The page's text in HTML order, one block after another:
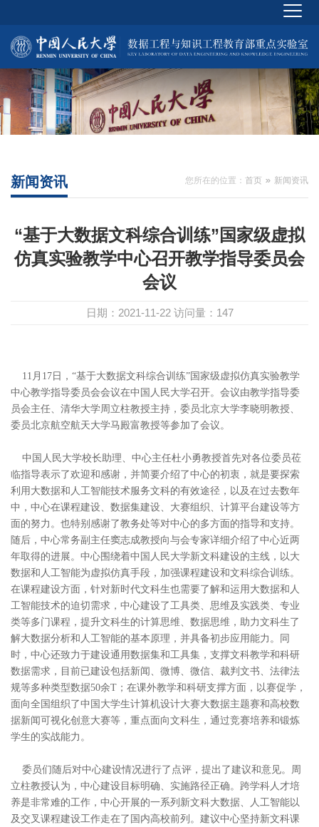
您所在的位置： 首页 新闻资讯
新闻资讯
“基于大数据文科综合训练”国家级虚拟
仿真实验教学中心召开教学指导委员会
会议
日期：2021-11-22 访问量： 147
11月17日， “基于大数据文科综合训练”国家级虚拟仿真实验教学
中心教学指导委员会会议在中国人民大学召开。 会议由教学指导委
员会主任
清华大学周立柱教授主持， 委员北京大学李晓明教授、
委员北京航空航天大学马殿富教授等参加了会议 。
中国人民大学校长助理、中心主任杜小勇教授首先对各位委员莅
临指导表示了欢迎和感谢， 并简要介绍了中心的初衷 ， 就是要探索
利用大数据和人工智能技术服务文科的有效途径，以及在过去数年
中，中心在课程建设 、数据集建设 、大赛组织 、计算平台建设等方
面的努力 。 也特别感谢了教务处等对中心的多方面的指导和支持。
随后 ，中心常务副主任窦志成教授向与会专家详细介绍了中心近两
年取得的进展。 中心围绕着中国人民大学新文科建设的主线 ， 以 大
数据和人工智能为虚拟仿真手段，加强课程建设和文科综合训练 。
在课程建设方面， 针对新时代文科生也需要了解和运用 大数据和人
工智能技术的迫切需求， 中心建设了 工具类、 思维及 实践类
专业
类等多门课程 ， 提升文科生的计算思维、数据思维 ， 助力文科生了
解大数据分析和 人工智能的基本 原理 ， 并具备初步应用能力 。
同
时 ， 中心还致力于建设通用数据集和工具集， 支撑文科教学和科研
数据需求 ， 目前已建设包括新闻、微博、微信、裁判文书、法律法
规等多种类型数据50余T ； 在课外教学和科研支撑方面， 以赛促学 ，
面向全国组织了中国 大学生计算机设计大赛大数据主题赛和高校数
据新闻可视化创意大赛等 ， 重点面向文科生 ， 通过竞赛培养和锻炼
学生的实战能力 。
委员们 随后对中心建设情况进行了点评， 提出了建议和意见。
周
立柱教授认为， 中心建设目标明确 、实施路径正确 。 跨学科 人才培
养是非常难的工作， 中心开展的一系列 新文科大数据 人工智能以
及交叉 课程建设工作走在了 国内高校前列。 建议中心坚持新文科课